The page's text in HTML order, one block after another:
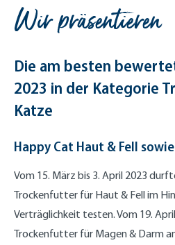
Wir präsentieren
Die am besten
2023 in der Kategorie
Katze
Happy Cat Haut & Fell
Vom 15. März bis 3. April 2023
Trockenfutter für Haut & Fell im
Verträglichkeit testen. Vom 19.
Trockenfutter für Magen & Darm